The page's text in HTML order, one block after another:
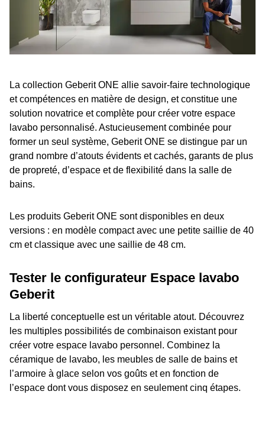
La collection Geberit ONE allie savoir-faire technologique
et compétences en matière de design, et constitue une
solution novatrice et complète pour créer votre espace
lavabo personnalisé. Astucieusement combinée pour
former un seul système, Geberit ONE se distingue par un
grand nombre d’atouts évidents et cachés, garants de plus
de propreté, d’espace et de flexibilité dans la salle de
bains.
Les produits Geberit ONE sont disponibles en deux
versions : en modèle compact avec une petite saillie de 40
cm et classique avec une saillie de 48 cm.
Tester le configurateur Espace lavabo
Geberit
La liberté conceptuelle est un véritable atout. Découvrez
les multiples possibilités de combinaison existant pour
créer votre espace lavabo personnel. Combinez la
céramique de lavabo, les meubles de salle de bains et
l’armoire à glace selon vos goûts et en fonction de
l’espace dont vous disposez en seulement cinq étapes.